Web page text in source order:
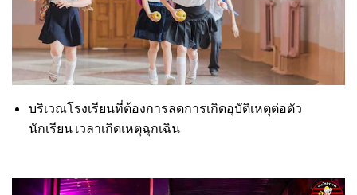
บริเวณโรงเรียนที่ต้องการลดการเกิดอุบัติเหตุต่อตัว
นักเรียน เวลาเกิดเหตุฉุกเฉิน